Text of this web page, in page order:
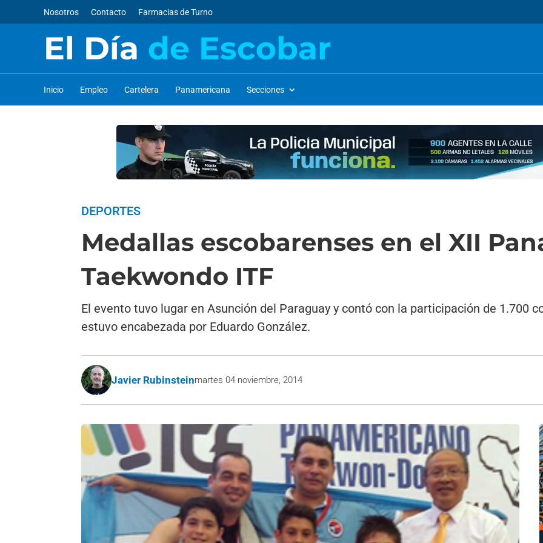
Nosotros Contacto Farmacias de Turno
El Día de Escobar
Inicio Empleo Cartelera Panamericana Secciones
DEPORTES
Medallas escobarenses en el XII
Taekwondo ITF
El evento tuvo lugar en Asunción del Paraguay y contó con la participación de 1.700
estuvo encabezada por Eduardo González.
Javier Rubinsteinmartes 04 noviembre, 2014